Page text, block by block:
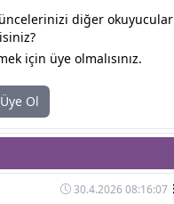
diğer okuyucular
için üye olmalısınız.
Üye Ol
30.4.2026 08:16:07